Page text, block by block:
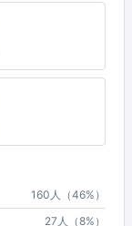
160人（46%）
27人（8%）